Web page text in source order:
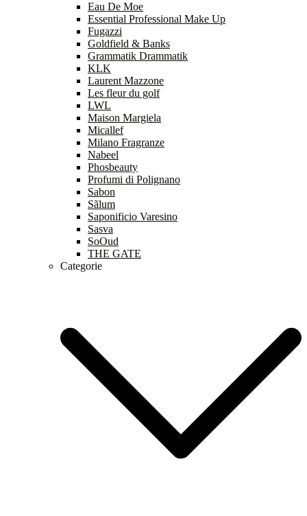
Eau De Moe
Essential Professional Make Up
Fugazzi
Goldfield & Banks
Grammatik Drammatik
KLK
Laurent Mazzone
Les fleur du golf
LWL
Maison Margiela
Micallef
Milano Fragranze
Nabeel
Phosbeauty
Profumi di Polignano
Sabon
Sãlum
Saponificio Varesino
Sasva
SoOud
THE GATE
Categorie